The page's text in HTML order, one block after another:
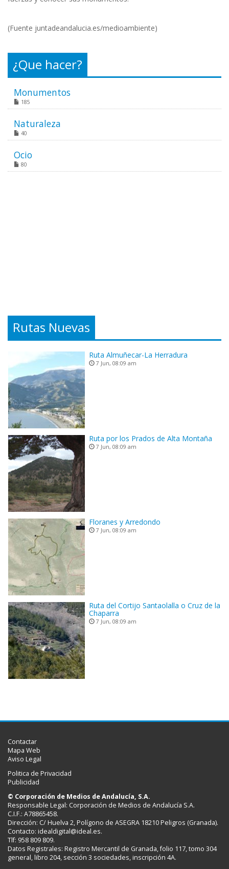
(Fuente juntadeandalucia.es/medioambiente)
¿Que hacer?
Monumentos
185
Naturaleza
40
Ocio
80
Rutas Nuevas
Ruta Almuñecar-La Herradura
7 Jun, 08:09 am
Ruta por los Prados de Alta Montaña
7 Jun, 08:09 am
Floranes y Arredondo
7 Jun, 08:09 am
Ruta del Cortijo Santaolalla o Cruz de la
Chaparra
7 Jun, 08:09 am
Contactar
Mapa Web
Aviso Legal
Politica de Privacidad
Publicidad
© Corporación de Medios de Andalucía, S.A.
Responsable Legal: Corporación de Medios de Andalucía S.A.
C.I.F.: A78865458.
Dirección: C/ Huelva 2, Polígono de ASEGRA 18210 Peligros (Granada).
Contacto: idealdigital@ideal.es.
Tlf: 958 809 809.
Datos Registrales: Registro Mercantil de Granada, folio 117, tomo 304
general, libro 204, sección 3 sociedades, inscripción 4A.